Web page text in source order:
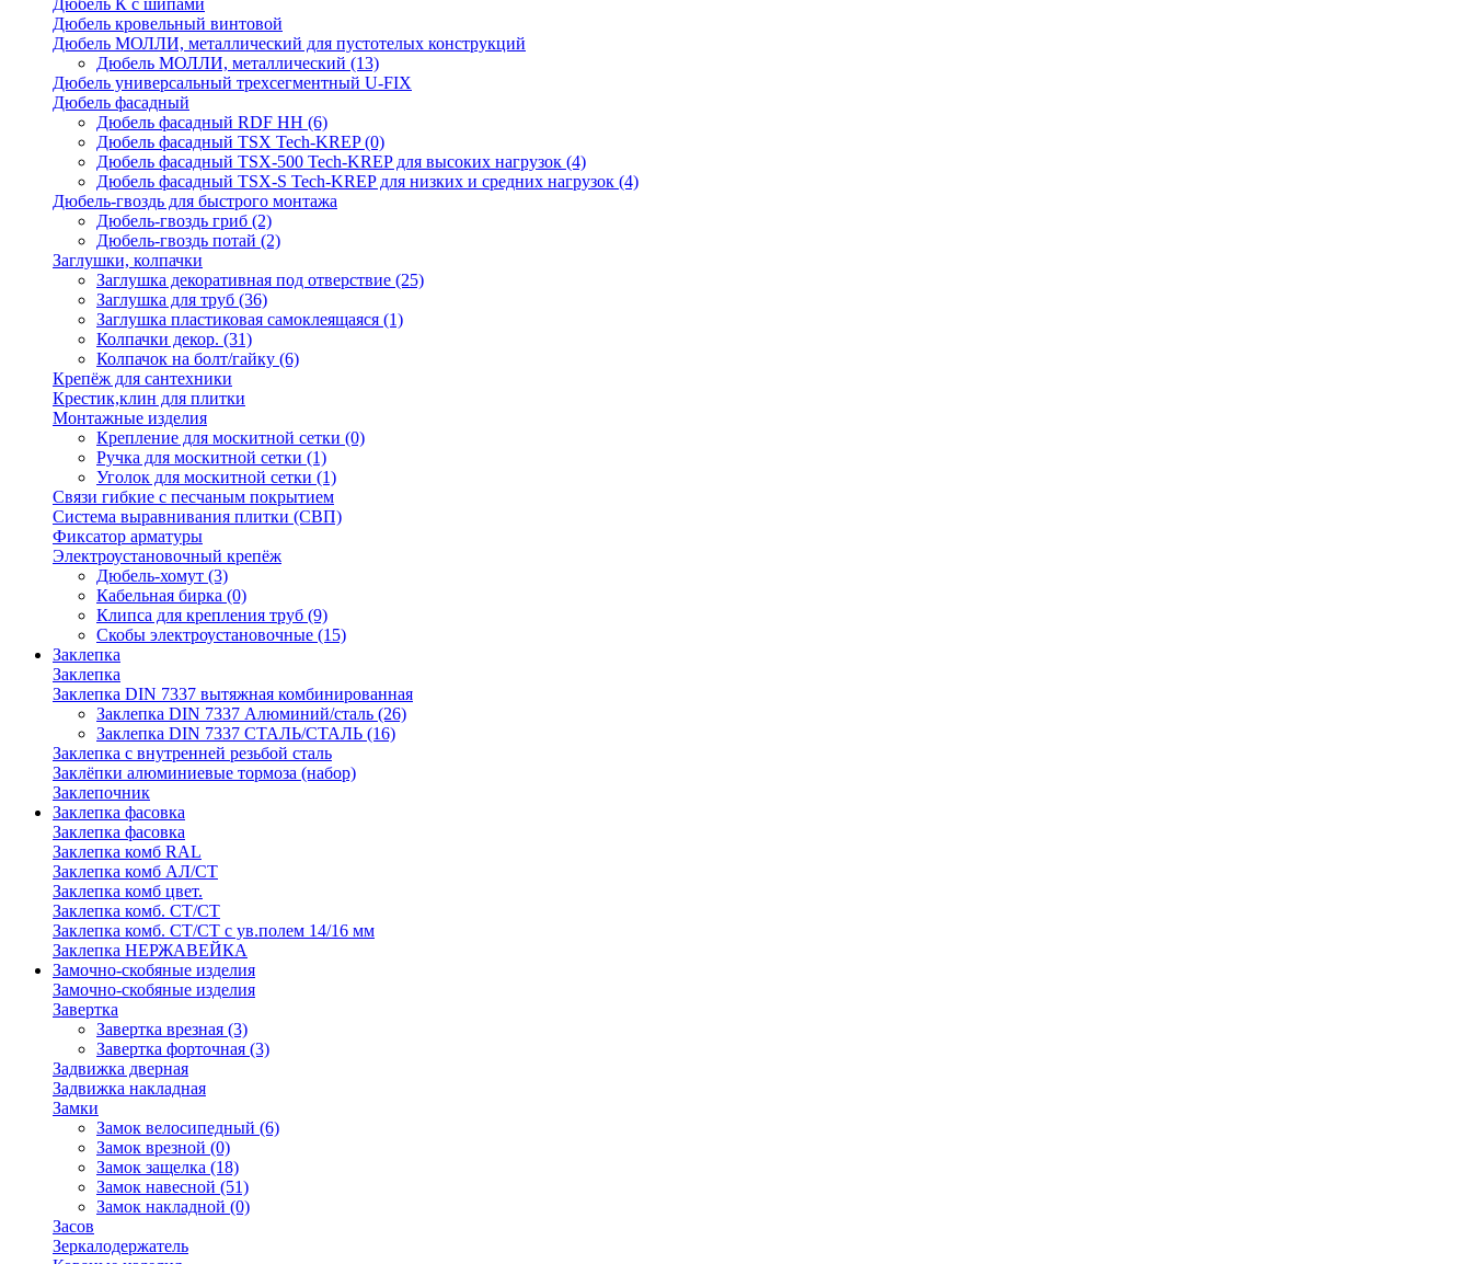
Дюбель К с шипами
Дюбель кровельный винтовой
Дюбель МОЛЛИ, металлический для пустотелых конструкций
Дюбель МОЛЛИ, металлический (13)
Дюбель универсальный трехсегментный U-FIX
Дюбель фасадный
Дюбель фасадный RDF НН (6)
Дюбель фасадный TSX Tech-KREP(0)
Дюбель фасадный TSX-500 Tech-KREP для высоких нагрузок (4)
Дюбель фасадный TSX-S Tech-KREP для низких и средних нагрузок (4)
Дюбель-гвоздь для быстрого монтажа
Дюбель-гвоздь гриб (2)
Дюбель-гвоздь потай (2)
Заглушки, колпачки
Заглушка декоративная под отверствие (25)
Заглушка для труб (36)
Заглушка пластиковая самоклеящаяся (1)
Колпачки декор. (31)
Колпачок на болт/гайку (6)
Крепёж для сантехники
Крестик,клин для плитки
Монтажные изделия
Крепление для москитной сетки (0)
Ручка для москитной сетки (1)
Уголок для москитной сетки (1)
Связи гибкие с песчаным покрытием
Система выравнивания плитки (СВП)
Фиксатор арматуры
Электроустановочный крепёж
Дюбель-хомут (3)
Кабельная бирка (0)
Клипса для крепления труб (9)
Скобы электроустановочные (15)
Заклепка
Заклепка
Заклепка DIN 7337 вытяжная комбинированная
Заклепка DIN 7337 Алюминий/сталь (26)
Заклепка DIN 7337 СТАЛЬ/СТАЛЬ (16)
Заклепка с внутренней резьбой сталь
Заклёпки алюминиевые тормоза (набор)
Заклепочник
Заклепка фасовка
Заклепка фасовка
Заклепка комб RAL
Заклепка комб АЛ/СТ
Заклепка комб цвет.
Заклепка комб. СТ/СТ
Заклепка комб. СТ/СТ с ув.полем 14/16 мм
Заклепка НЕРЖАВЕЙКА
Замочно-скобяные изделия
Замочно-скобяные изделия
Завертка
Завертка врезная (3)
Завертка форточная (3)
Задвижка дверная
Задвижка накладная
Замки
Замок велосипедный (6)
Замок врезной (0)
Замок защелка (18)
Замок навесной (51)
Замок накладной (0)
Засов
Зеркалодержатель